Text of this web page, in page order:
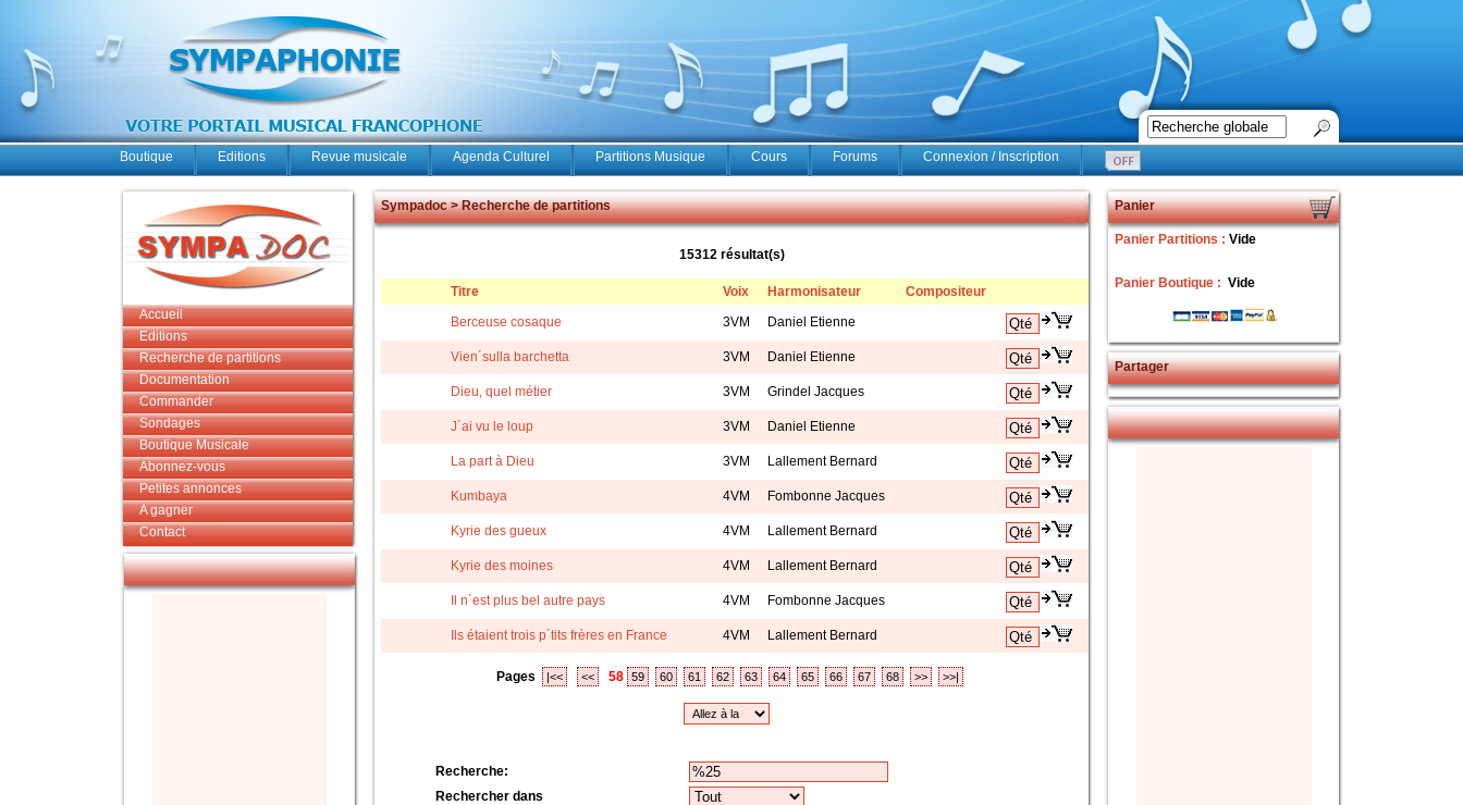
Boutique Editions Revue musicale Agenda Culturel Partitions Musique Cours Forums Connexion / Inscription
Accueil
Editions
Recherche de partitions
Documentation
Commander
Sondages
Boutique Musicale
Abonnez-vous
Petites annonces
A gagner
Contact
Sympadoc > Recherche de partitions
15312 résultat(s)
Titre Voix Harmonisateur
Compositeur
Berceuse cosaque
3VM Daniel Etienne
Vien´sulla barchetta 3VM Daniel Etienne
Dieu, quel métier 3VM Grindel Jacques
J´ai vu le loup 3VM Daniel Etienne
La part à Dieu 3VM Lallement Bernard
Kumbaya 4VM Fombonne Jacques
Kyrie des gueux 4VM Lallement Bernard
Kyrie des moines 4VM Lallement Bernard
Il n´est plus bel autre pays 4VM Fombonne Jacques
Ils étaient trois p´tits frères en France 4VM Lallement Bernard
Pages |<< << 58 59 60 61 62 63 64 65 66 67 68 >> >>|
Recherche:
Rechercher dans
Panier
Panier Partitions : Vide
Panier Boutique : Vide
Partager